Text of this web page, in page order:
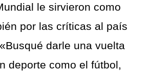
le sirvieron como
por las críticas al país
darle una vuelta
deporte como el fútbol,